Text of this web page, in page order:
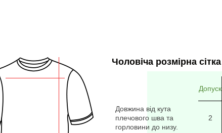
Чоловіча розмірна сітка
Допуск
Довжина від кута
плечового шва та
горловини до низу.
2